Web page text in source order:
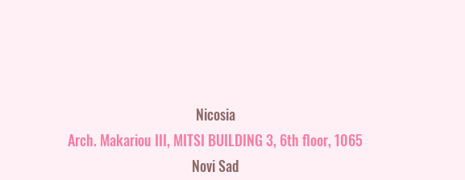
Nicosia
Arch. Makariou III, MITSI BUILDING 3, 6th floor, 1065
Novi Sad